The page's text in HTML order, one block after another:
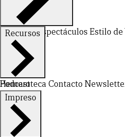
DeportesEspectáculos Estilo de
Recursos
Hemeroteca Contacto
Podcast
Impreso